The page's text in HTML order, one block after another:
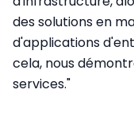
des solutions en
d'applications
cela, nous
services."